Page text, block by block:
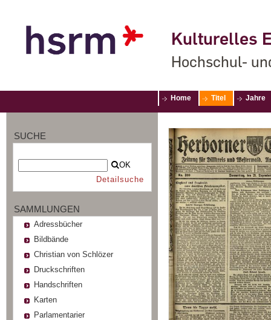
Kulturelles
Hochschul-
Home Titel Jahre
SUCHE
OK
Detailsuche
SAMMLUNGEN
Adressbücher
Bildbände
Christian von Schlözer
Druckschriften
Handschriften
Karten
Parlamentarier